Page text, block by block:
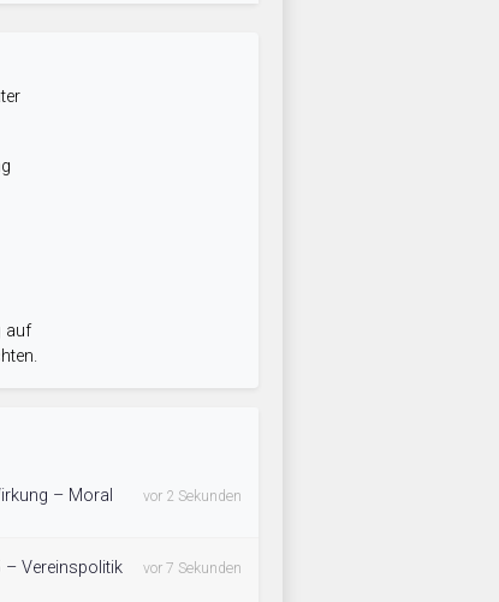
auf
– Moral
vor 2 Sekunden
– Vereinspolitik
vor 7 Sekunden